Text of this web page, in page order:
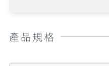
產品規格